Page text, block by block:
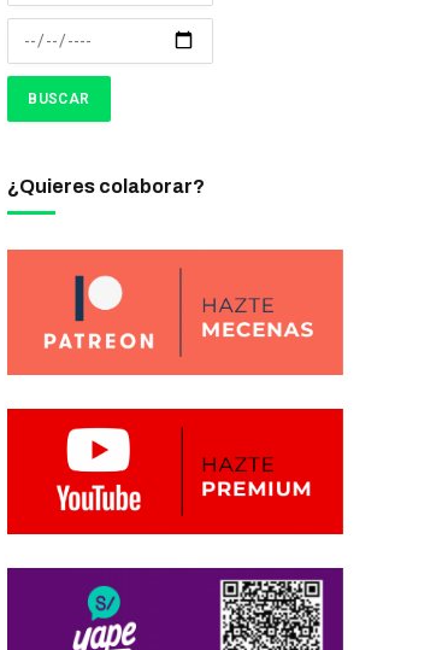
¿Quieres colaborar?